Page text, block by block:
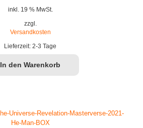
inkl. 19 % MwSt.
zzgl.
Versandkosten
Lieferzeit: 2-3 Tage
In den Warenkorb